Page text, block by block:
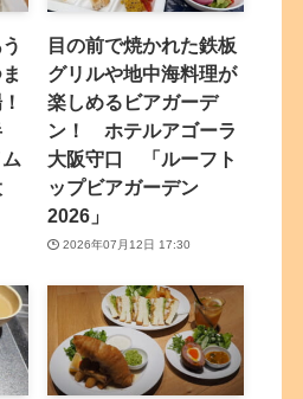
目の前で焼かれた鉄板
グリルや地中海料理が
楽しめるビアガーデ
ン！ ホテルアゴーラ
大阪守口 「ルーフト
ップビアガーデン
2026」
2026年07月12日 17:30